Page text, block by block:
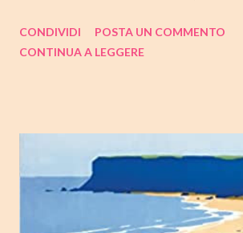
come sempre, trovate tutte le mie
14.25/EBOOK 8.99 Link Amazon TRAMA
secondo capitolo della trilogia di
della letteratura danese oggi riscoperto e
internazionale. La piccola Tove è cresciuta
CONDIVIDI
POSTA UN COMMENTO
CONTINUA A LEGGERE